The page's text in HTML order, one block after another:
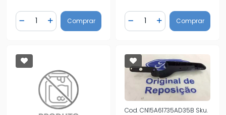
Diminuir Quantidade
Quantidade
Adicionar Quantidade
Comprar Diminuir Quantidade
Quantidade
AdicionarComprar
Cod.CN15A61735AD35B Sku.